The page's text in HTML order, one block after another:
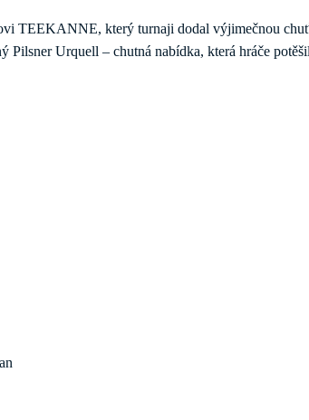
TEEKANNE, který turnaji dodal výjimečnou
Pilsner Urquell – chutná nabídka, která hráče